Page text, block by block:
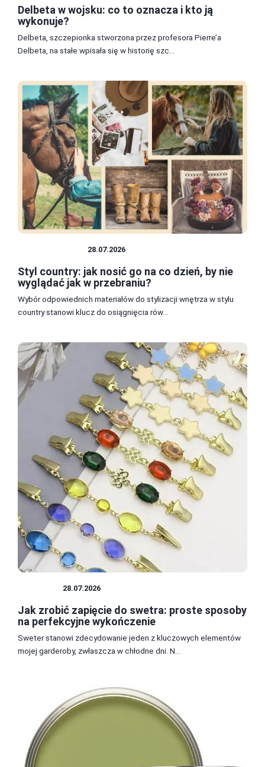
Delbeta w wojsku: co to oznacza i kto ją
wykonuje?
Delbeta, szczepionka stworzona przez profesora Pierre’a
Delbeta, na stałe wpisała się w historię szc...
28.07.2026
Styl country: jak nosić go na co dzień, by nie
wyglądać jak w przebraniu?
Wybór odpowiednich materiałów do stylizacji wnętrza w stylu
country stanowi klucz do osiągnięcia rów...
28.07.2026
Jak zrobić zapięcie do swetra: proste sposoby
na perfekcyjne wykończenie
Sweter stanowi zdecydowanie jeden z kluczowych elementów
mojej garderoby, zwłaszcza w chłodne dni. N...